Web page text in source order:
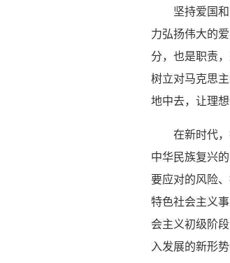
坚持爱国
力弘扬伟大的
分，也是职责
树立对马克思
地中去，让理
在新时代
中华民族复兴
要应对的风险
特色社会主义
会主义初级阶
入发展的新形